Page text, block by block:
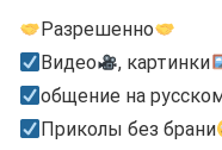
Разрешенно
Видео
, картинки
общение на
Приколы без брани